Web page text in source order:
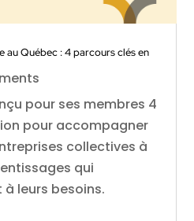
au Québec : 4 parcours clés en
pour ses membres 4
pour accompagner
collectives à
qui
leurs besoins.